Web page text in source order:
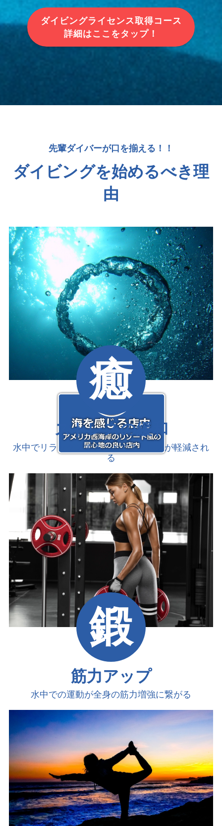
ダイビングライセンス取得コース
詳細はここをタップ！
先輩ダイバーが口を揃える！！
ダイビングを始めるべき理
由
癒
ストレスの緩和
水中でリラックスすることでストレスが軽減され
る
鍛
筋力アップ
水中での運動が全身の筋力増強に繋がる